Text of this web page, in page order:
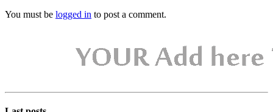
You must be logged in to post a comment.